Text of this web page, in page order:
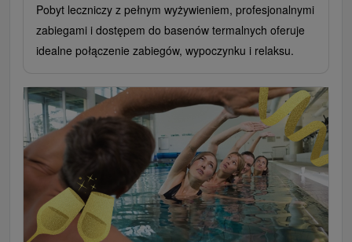
Pobyt leczniczy z pełnym wyżywieniem, profesjonalnymi
zabiegami i dostępem do basenów termalnych oferuje
idealne połączenie zabiegów, wypoczynku i relaksu.